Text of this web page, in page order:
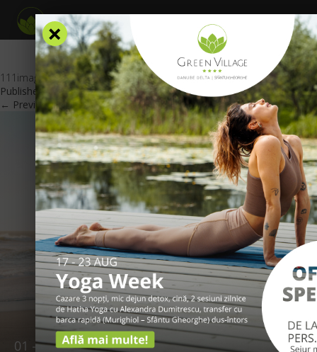
111imagine_oferta_GV_RO
Published May 26, 2026at600 × 425inOferte Speciale.
← Previous Next →
×